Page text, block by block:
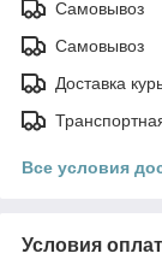
Самовывоз
Самовывоз
Доставка
Все условия
Условия